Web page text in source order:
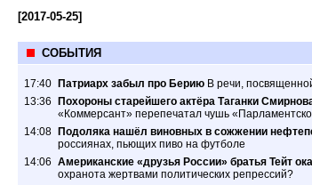
[2017-05-25]
СОБЫТИЯ
17:40 Патриарх забыл про Берию В речи,
13:36
Похороны старейшего актёра Таганки
«Коммерсант» перепечатал чушь
14:08
Подоляка нашёл виновных в сожжении
россиянах, пьющих пиво на футболе
14:06 Американские «друзья России» братья Тейт
охранота жертвами политических репрессий?